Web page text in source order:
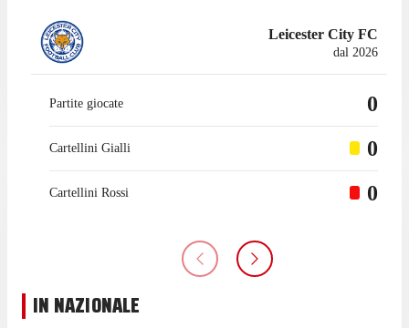
Leicester City FC
dal 2026
Partite giocate 0
Cartellini Gialli 0
Cartellini Rossi 0
IN NAZIONALE